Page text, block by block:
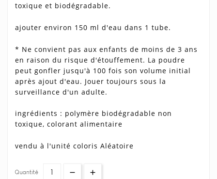
toxique et biodégradable.
ajouter environ 150 ml d'eau dans 1 tube.
* Ne convient pas aux enfants de moins de 3 ans
en raison du risque d'étouffement. La poudre
peut gonfler jusqu'à 100 fois son volume initial
après ajout d'eau. Jouer toujours sous la
surveillance d'un adulte.
ingrédients : polymère biodégradable non
toxique, colorant alimentaire
vendu à l'unité coloris Aléatoire
Quantité